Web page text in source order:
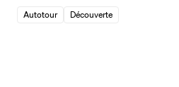
Autotour
Découverte